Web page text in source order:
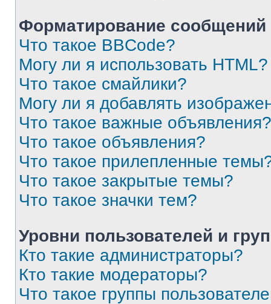
Форматирование
Что такое BBCode?
Могу ли я использовать HTML?
Что такое смайлики?
Могу ли я добавлять
Что такое важные объявления?
Что такое объявления?
Что такое прилепленные
Что такое закрытые темы?
Что такое значки тем?
Уровни пользователей и
Кто такие администраторы?
Кто такие модераторы?
Что такое группы